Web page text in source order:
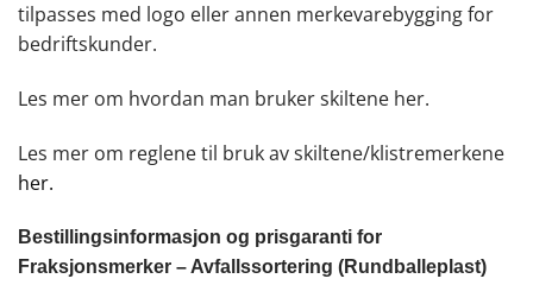
tilpasses med logo eller annen merkevarebygging for
bedriftskunder.
Les mer om hvordan man bruker skiltene her.
Les mer om reglene til bruk av skiltene/klistremerkene
her.
Bestillingsinformasjon og prisgaranti for
Fraksjonsmerker – Avfallssortering (Rundballeplast)